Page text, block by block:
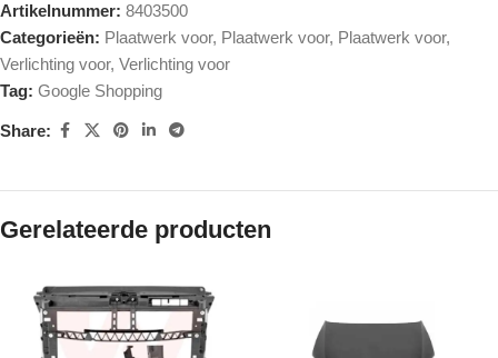
Artikelnummer: 8403500
Categorieën: Plaatwerk voor, Plaatwerk voor, Plaatwerk voor,
Verlichting voor, Verlichting voor
Tag: Google Shopping
Share:
Gerelateerde producten